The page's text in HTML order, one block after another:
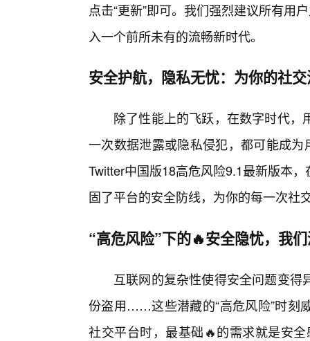
点击“更新”即可。我们强烈建议所有用
入一个前所未有的流畅新时代。
安全护航，隐私无忧：为你的社
除了性能上的飞跃，在数字时代
一次数据泄露或隐私侵犯，都可能成
Twitter中国版18高危风险9.1最新版本
固了平台的安全防线，为你的每一次社
“高危风险”下的🔥安全隐忧，我
互联网的复杂性使得安全问题变
份盗用……这些潜藏的“高危风险”时刻
社交平台时，最基础🔥的需求就是安